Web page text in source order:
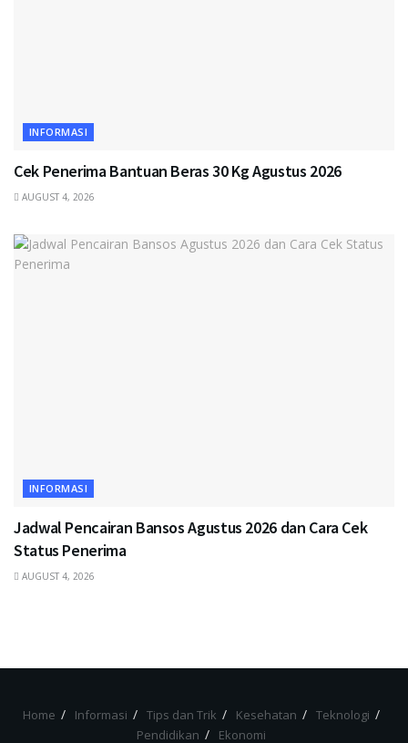
INFORMASI
Cek Penerima Bantuan Beras 30 Kg Agustus 2026
AUGUST 4, 2026
INFORMASI
Jadwal Pencairan Bansos Agustus 2026 dan Cara Cek
Status Penerima
AUGUST 4, 2026
Home Informasi Tips dan Trik Kesehatan
Teknologi
Pendidikan
Ekonomi